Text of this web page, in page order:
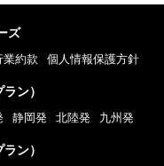
ズ
業約款 個人情報保護方針
ン）
静岡発 北陸発 九州発
ン）